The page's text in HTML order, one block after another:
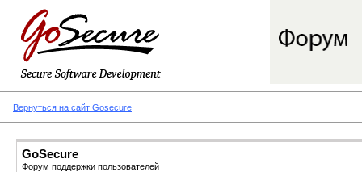
Вернуться на сайт Gosecure
GoSecure
Форум поддержки пользователей